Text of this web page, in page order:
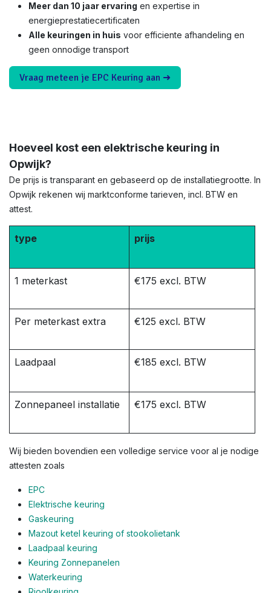
Meer dan 10 jaar ervaring en expertise in
energieprestatiecertificaten
Alle keuringen in huis voor efficiente afhandeling en
geen onnodige transport
Vraag meteen je EPC Keuring aan ➜
Hoeveel kost een elektrische keuring in
Opwijk?
De prijs is transparant en gebaseerd op de installatiegrootte. In
Opwijk rekenen wij marktconforme tarieven, incl. BTW en
attest.
type prijs
1 meterkast €175 excl. BTW
Per meterkast extra €125 excl. BTW
Laadpaal €185 excl. BTW
Zonnepaneel installatie €175 excl. BTW
Wij bieden bovendien een volledige service voor al je nodige
attesten zoals
EPC
Elektrische keuring
Gaskeuring
Mazout ketel keuring of stookolietank
Laadpaal keuring
Keuring Zonnepanelen
Waterkeuring